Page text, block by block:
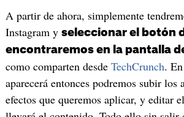
A partir de ahora, simplemente
Instagram y seleccionar el botón
encontraremos en la pantalla
como comparten desde TechCrunch.
aparecerá entonces podremos subir los
efectos que queremos aplicar, y editar